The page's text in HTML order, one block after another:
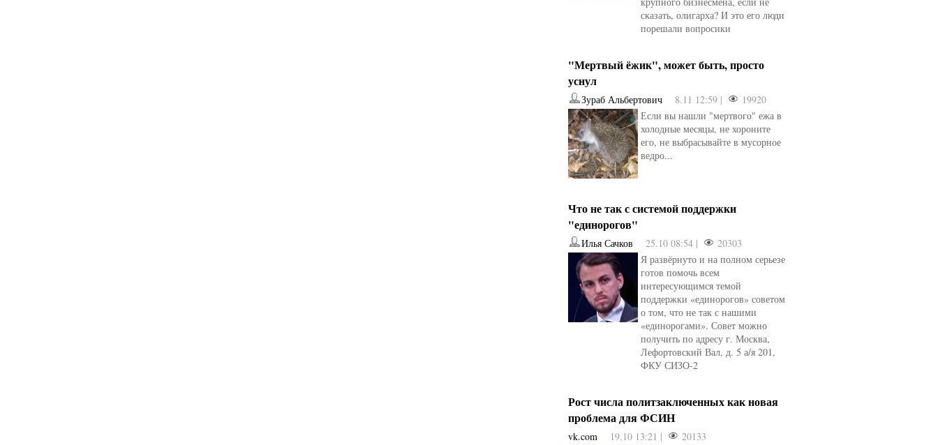
сказать, олигарха? И это его люди
порешали вопросики
"Мертвый ёжик", может быть, просто
уснул
Зураб Альбертович 8.11 12:59 |
19920
Если вы нашли "мертвого" ежа в
холодные месяцы, не хороните
его, не выбрасывайте в мусорное
ведро...
Что не так с системой поддержки
"единорогов"
Илья Сачков 25.10 08:54 |
20303
Я развёрнуто и на полном серьезе
готов помочь всем
интересующимся темой
поддержки «единорогов» советом
о том, что не так с нашими
«единорогами». Совет можно
получить по адресу г. Москва,
Лефортовский Вал, д. 5 а/я 201,
ФКУ СИЗО-2
Рост числа политзаключенных как новая
проблема для ФСИН
vk.com 19.10 13:21 |
20133